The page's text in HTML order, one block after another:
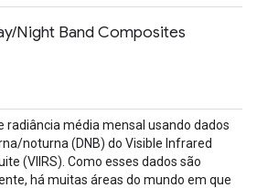
Night Band Composites
radiância média mensal usando dados
noturna (DNB) do Visible Infrared
(VIIRS). Como esses dados são
há muitas áreas do mundo em que